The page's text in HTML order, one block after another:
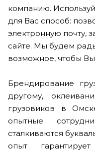
компанию.
для Вас способ:
электронную почту,
сайте. Мы будем
возможное, чтобы
Брендирование
другому,
грузовиков в
опытные
сталкиваются
опыт